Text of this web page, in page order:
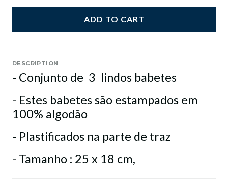
ADD TO CART
DESCRIPTION
- Conjunto de 3 lindos babetes
- Estes babetes são estampados em
100% algodão
- Plastificados na parte de traz
- Tamanho : 25 x 18 cm,